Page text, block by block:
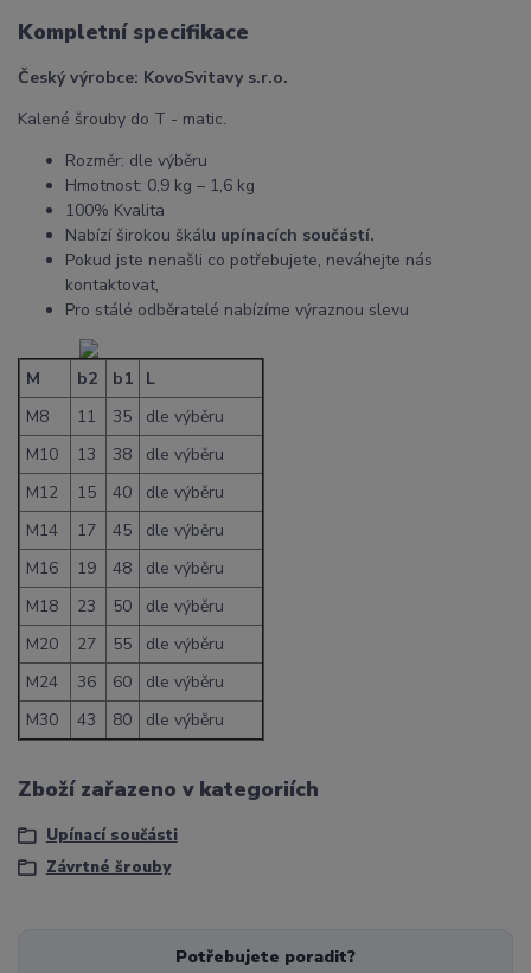
Kompletní specifikace
Český výrobce: KovoSvitavy s.r.o.
Kalené šrouby do T - matic.
Rozměr: dle výběru
Hmotnost: 0,9 kg – 1,6 kg
100% Kvalita
Nabízí širokou škálu upínacích součástí.
Pokud jste nenašli co potřebujete, neváhejte nás
kontaktovat,
Pro stálé odběratelé nabízíme výraznou slevu
M b2 b1
L
M8
11 35
dle výběru
M10
13 38
dle výběru
M12
15 40
dle výběru
M14
17 45
dle výběru
M16
19 48
dle výběru
M18
23 50
dle výběru
M20
27 55
dle výběru
M24
36 60
dle výběru
M30
43 80 dle výběru
Zboží zařazeno v kategoriích
Upínací součásti
Závrtné šrouby
Potřebujete poradit?